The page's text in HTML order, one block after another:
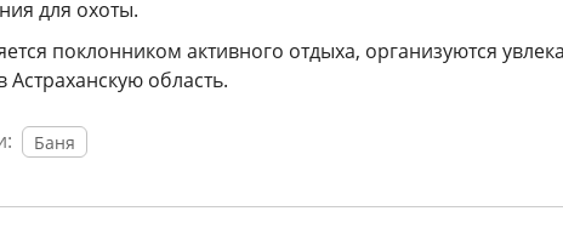
для охоты.
поклонником активного отдыха, организуются
область.
Баня